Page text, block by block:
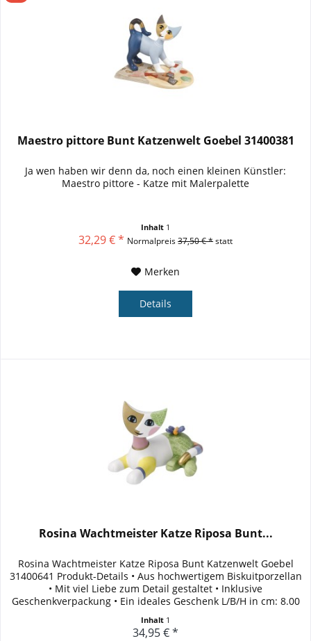
Maestro pittore Bunt Katzenwelt Goebel 31400381
Ja wen haben wir denn da, noch einen kleinen Künstler:
Maestro pittore - Katze mit Malerpalette
Inhalt 1
32,29 € * Normalpreis37,50 € *statt
Merken
Details
Rosina Wachtmeister Katze Riposa Bunt...
Rosina Wachtmeister Katze Riposa Bunt Katzenwelt Goebel
31400641 Produkt-Details • Aus hochwertigem Biskuitporzellan
• Mit viel Liebe zum Detail gestaltet • Inklusive
Geschenkverpackung • Ein ideales Geschenk L/B/H in cm: 8.00
Inhalt 1
34,95 € *